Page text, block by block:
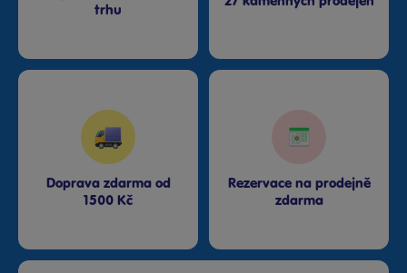
trhu
Doprava zdarma od
1500 Kč
Rezervace na prodejně
zdarma